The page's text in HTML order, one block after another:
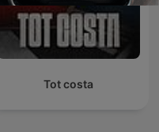
Tot costa